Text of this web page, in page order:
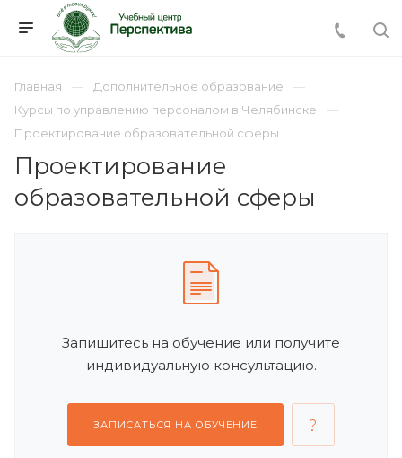
Главная
Дополнительное образование
Курсы по управлению персоналом в Челябинске
Проектирование образовательной сферы
Проектирование
образовательной сферы
Запишитесь на обучение или получите
индивидуальную консультацию.
ЗАПИСАТЬСЯ НА ОБУЧЕНИЕ